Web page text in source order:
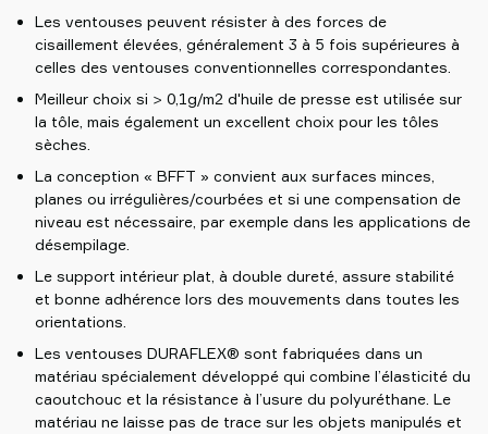
Les ventouses peuvent résister à des forces de
cisaillement élevées, généralement 3 à 5 fois supérieures à
celles des ventouses conventionnelles correspondantes.
Meilleur choix si > 0,1g/m2 d'huile de presse est utilisée sur
la tôle, mais également un excellent choix pour les tôles
sèches.
La conception « BFFT » convient aux surfaces minces,
planes ou irrégulières/courbées et si une compensation de
niveau est nécessaire, par exemple dans les applications de
désempilage.
Le support intérieur plat, à double dureté, assure stabilité
et bonne adhérence lors des mouvements dans toutes les
orientations.
Les ventouses DURAFLEX® sont fabriquées dans un
matériau spécialement développé qui combine l’élasticité du
caoutchouc et la résistance à l’usure du polyuréthane. Le
matériau ne laisse pas de trace sur les objets manipulés et